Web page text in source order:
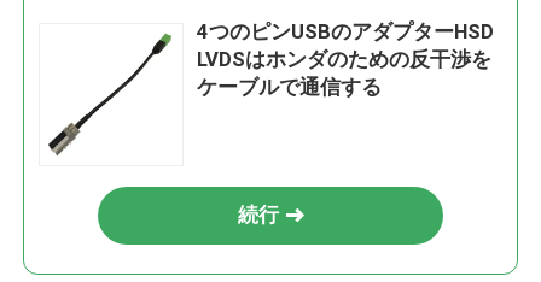
4つのピンUSBのアダプターHSD
LVDSはホンダのための反干渉を
ケーブルで通信する
続行